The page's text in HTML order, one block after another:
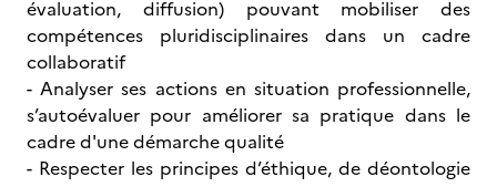
évaluation, diffusion) pouvant mobiliser des
compétences pluridisciplinaires dans un cadre
collaboratif
- Analyser ses actions en situation professionnelle,
s’autoévaluer pour améliorer sa pratique dans le
cadre d'une démarche qualité
- Respecter les principes d’éthique, de déontologie